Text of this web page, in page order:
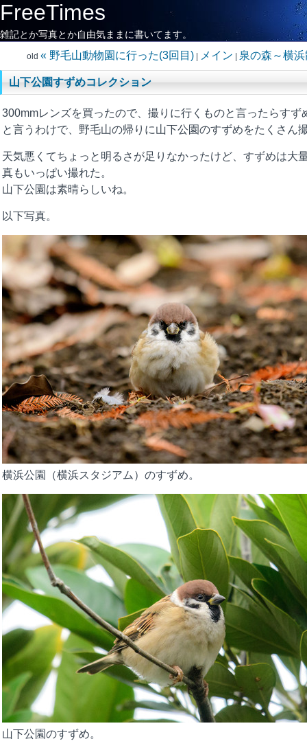
FreeTimes
雑記とか写真とか自由気ままに書いてます。
old « 野毛山動物園に行った(3回目) メイン 泉の森～横
山下公園すずめコレクション
300mmレンズを買ったので、撮りに行くものと言ったらすず
と言うわけで、野毛山の帰りに山下公園のすずめをたくさん
天気悪くてちょっと明るさが足りなかったけど、すずめは大
真もいっぱい撮れた。
山下公園は素晴らしいね。
以下写真。
横浜公園（横浜スタジアム）のすずめ。
山下公園のすずめ。